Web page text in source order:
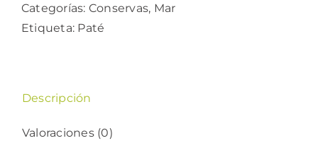
Categorías: Conservas, Mar
Etiqueta: Paté
Descripción
Valoraciones (0)